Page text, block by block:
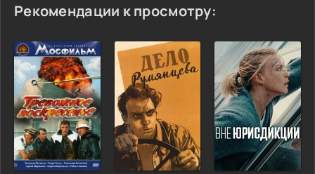
Рекомендации к просмотру: